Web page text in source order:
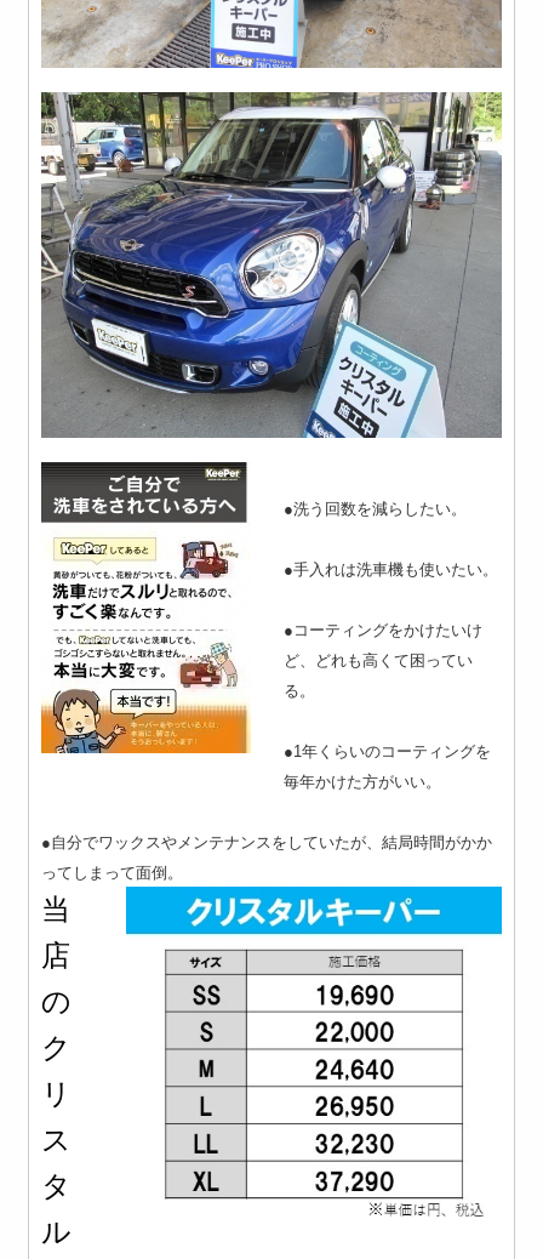
●洗う回数を減らしたい。
●手入れは洗車機も使いたい。
●コーティングをかけたいけ
ど、どれも高くて困ってい
る。
●1年くらいのコーティングを
毎年かけた方がいい。
●自分でワックスやメンテナンスをしていたが、結局時間がかか
ってしまって面倒。
当
店
の
ク
リ
ス
タ
ル